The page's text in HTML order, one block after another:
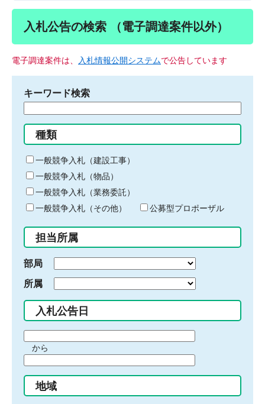
入札公告の検索 （電子調達案件以外）
電子調達案件は、 入札情報公開システムで公告しています
キーワード検索
る
キ
ー
ワ
ー
ド
入
力
種類
一般競争入札（建設工事）
一般競争入札（物品）
一般競争入札（業務委託）
一般競争入札（その他）
公募型プロポーザル
担当所属
部局
所属
入札公告日
間
始
り
から
間
終
地域